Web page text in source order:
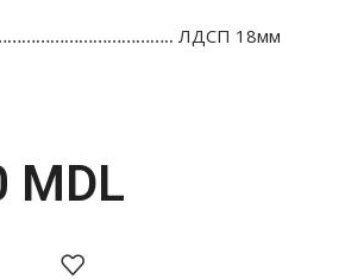
ЛДСП 18мм
MDL